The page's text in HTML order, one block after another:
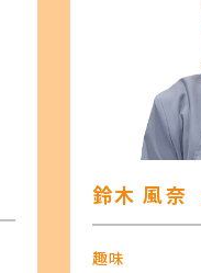
鈴木 風奈
趣味